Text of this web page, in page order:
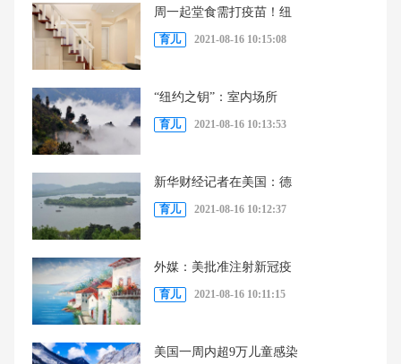
周一起堂食需打疫苗！纽
育儿 2021-08-16 10:15:08
“纽约之钥”：室内场所
育儿 2021-08-16 10:13:53
新华财经记者在美国：德
育儿 2021-08-16 10:12:37
外媒：美批准注射新冠疫
育儿 2021-08-16 10:11:15
美国一周内超9万儿童感染